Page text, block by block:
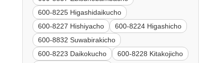
600-8225 Higashidaikucho
600-8227 Hishiyacho
600-8224 Higashicho
600-8832 Suwabirakicho
600-8223 Daikokucho
600-8228 Kitakojicho